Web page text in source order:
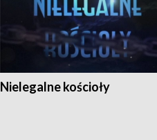
Nielegalne kościoły